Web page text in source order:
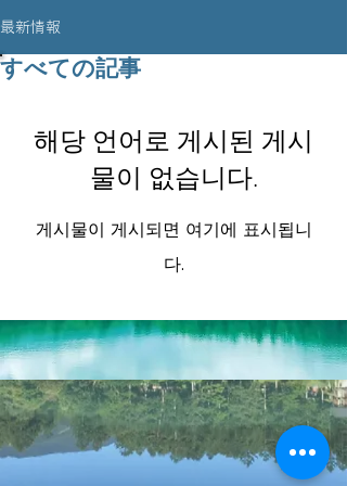
最新情報
すべての記事
해당 언어로 게시된 게시
물이 없습니다.
게시물이 게시되면 여기에 표시됩니
다.